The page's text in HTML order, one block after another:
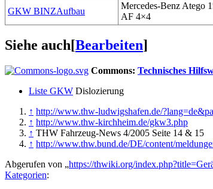
GKW BINZAufbau
Mercedes-Benz Atego
AF 4×4
Siehe auch[Bearbeiten]
Commons: Technisches
Liste GKW Dislozierung
↑ http://www.thw-ludwigshafen.de/
↑ http://www.thw-kirchheim.de/gkw3.php
↑ THW Fahrzeug-News 4/2005 Seite 14 & 15
↑ http://www.thw.bund.de/DE/content/
Abgerufen von „https://thwiki.org/
Kategorien: